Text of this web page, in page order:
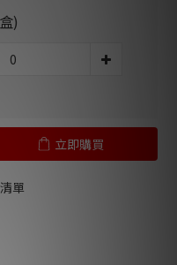
)
立即購買
單